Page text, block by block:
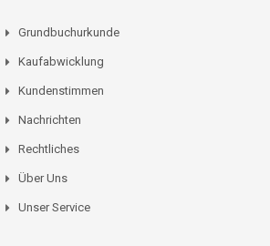
Grundbuchurkunde
Kaufabwicklung
Kundenstimmen
Nachrichten
Rechtliches
Über Uns
Unser Service